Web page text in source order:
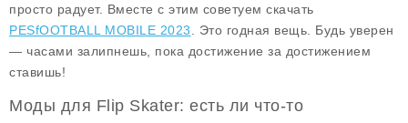
просто радует. Вместе с этим советуем скачать
PESfOOTBALL MOBILE 2023 . Это годная вещь. Будь уверен
— часами залипнешь, пока достижение за достижением
ставишь!
Моды для Flip Skater: есть ли что-то